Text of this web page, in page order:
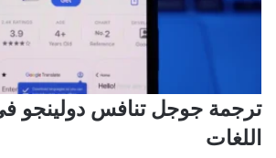
ترجمة جوجل تنافس دولينجو
اللغات